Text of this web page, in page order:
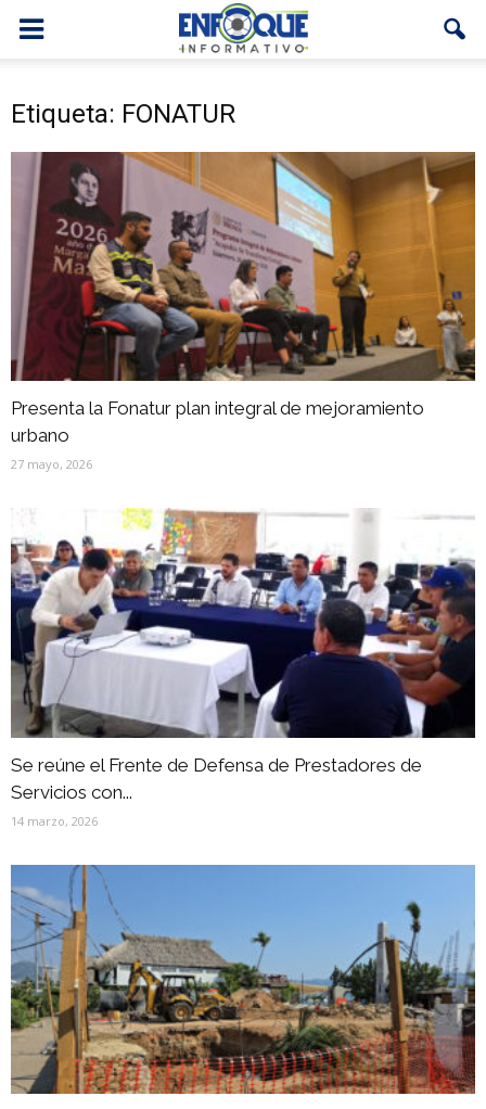
Etiqueta: FONATUR
Presenta la Fonatur plan integral de mejoramiento
urbano
27 mayo, 2026
Se reúne el Frente de Defensa de Prestadores de
Servicios con...
14 marzo, 2026